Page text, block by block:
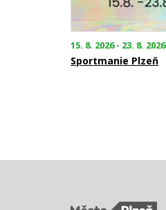
15. 8. 2026 - 23. 8. 2026
Sportmanie Plzeň